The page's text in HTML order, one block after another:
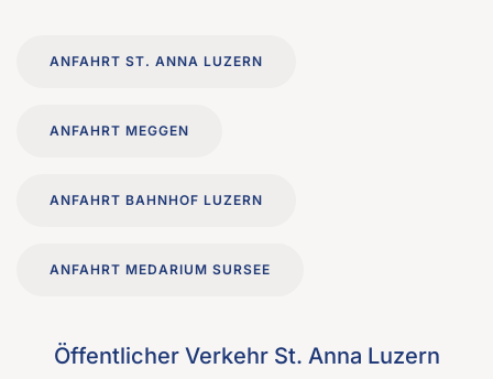
ANFAHRT ST. ANNA LUZERN
ANFAHRT MEGGEN
ANFAHRT BAHNHOF LUZERN
ANFAHRT MEDARIUM SURSEE
Öffentlicher Verkehr St. Anna Luzern